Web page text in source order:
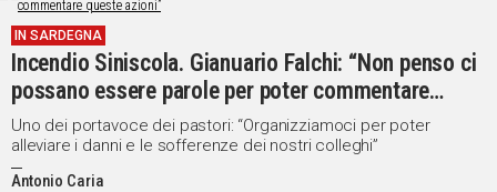
IN SARDEGNA
Incendio Siniscola. Gianuario Falchi: “Non penso ci
possano essere parole per poter commentare
queste azioni”
Uno dei portavoce dei pastori: “Organizziamoci per poter
alleviare i danni e le sofferenze dei nostri colleghi”
Antonio Caria